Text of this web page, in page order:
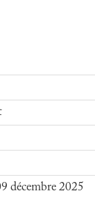
décembre 2025